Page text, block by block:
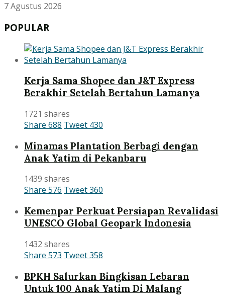
7 Agustus 2026
POPULAR
Kerja Sama Shopee dan J&T Express
Berakhir Setelah Bertahun Lamanya
1721 shares
Share 688 Tweet 430
Minamas Plantation Berbagi dengan
Anak Yatim di Pekanbaru
1439 shares
Share 576 Tweet360
Kemenpar Perkuat Persiapan Revalidasi
UNESCO Global Geopark Indonesia
1432 shares
Share 573 Tweet358
BPKH Salurkan Bingkisan Lebaran
Untuk 100 Anak Yatim Di Malang